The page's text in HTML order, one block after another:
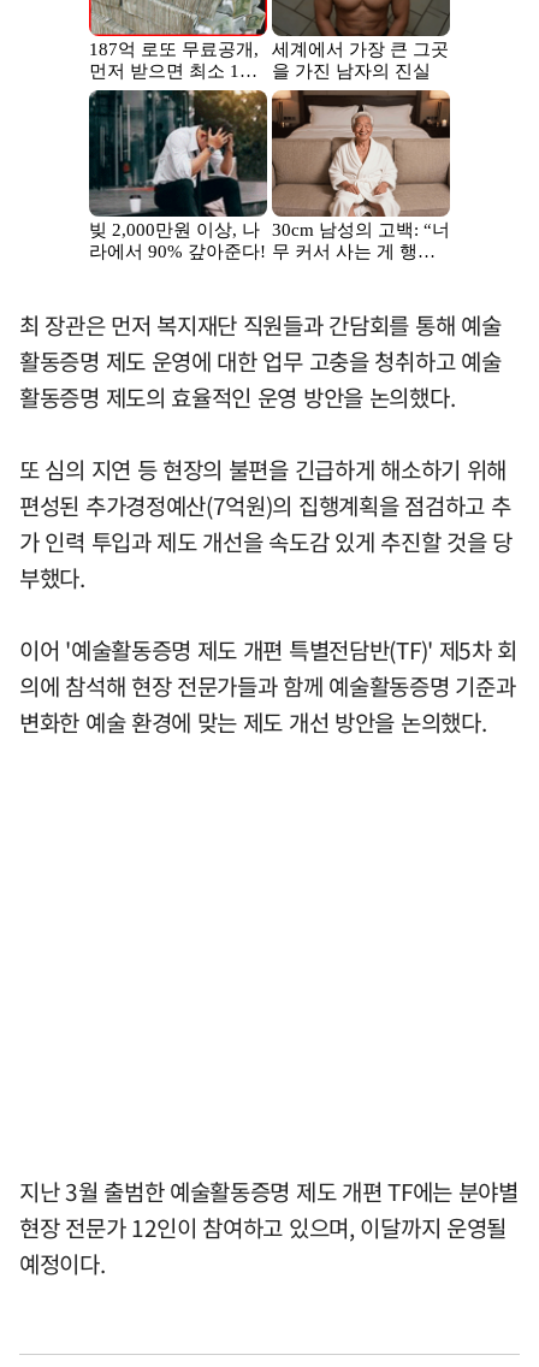
최 장관은 먼저 복지재단 직원들과 간담회를 통해 예술
활동증명 제도 운영에 대한 업무 고충을 청취하고 예술
활동증명 제도의 효율적인 운영 방안을 논의했다.
또 심의 지연 등 현장의 불편을 긴급하게 해소하기 위해
편성된 추가경정예산(7억원)의 집행계획을 점검하고 추
가 인력 투입과 제도 개선을 속도감 있게 추진할 것을 당
부했다.
이어 '예술활동증명 제도 개편 특별전담반(TF)' 제5차 회
의에 참석해 현장 전문가들과 함께 예술활동증명 기준과
변화한 예술 환경에 맞는 제도 개선 방안을 논의했다.
지난 3월 출범한 예술활동증명 제도 개편 TF에는 분야별
현장 전문가 12인이 참여하고 있으며, 이달까지 운영될
예정이다.